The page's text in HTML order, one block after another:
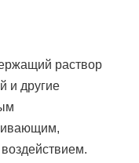
раствор
и другие